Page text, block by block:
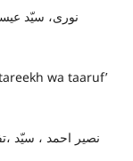
نوری، سیّد
wa taaruf’
نصیر احمد ، سیّد